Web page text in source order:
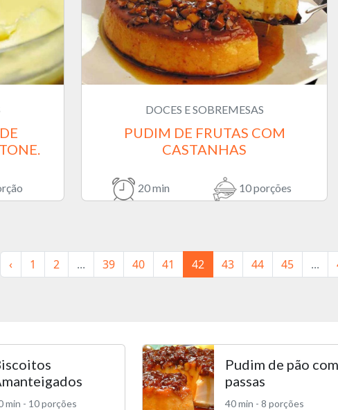
DOCES E SOBREMESAS
PUDIM DE FRUTAS COM
CASTANHAS
20 min 10 porções
‹ 1 2 ... 39 40 41 42 43 44 45 ...
min - 10 porções
Pudim de pão com
passas
40 min - 8 porções